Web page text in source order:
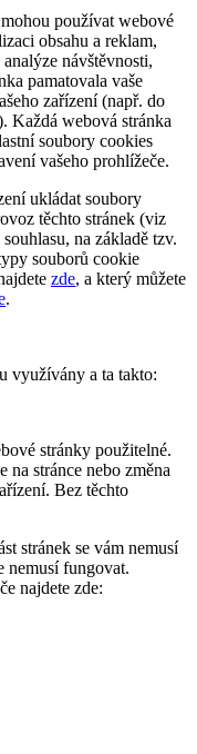
používat webové
obsahu a reklam,
návštěvnosti,
pamatovala vaše
zařízení (např. do
Každá webová stránka
soubory cookies
vašeho prohlížeče.
ukládat soubory
těchto stránek (viz
na základě tzv.
souborů cookie
zde, a který můžete
.
využívány a ta takto:
stránky použitelné.
stránce nebo změna
Bez těchto
stránek se vám nemusí
nemusí fungovat.
najdete zde: